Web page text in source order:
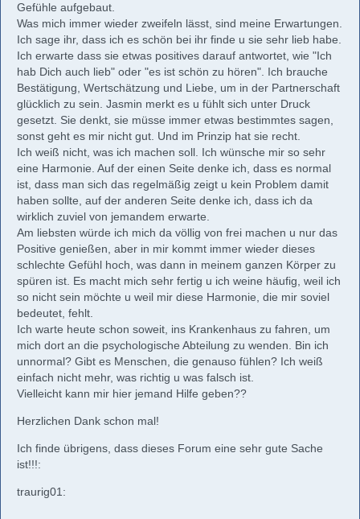
Gefühle aufgebaut.
Was mich immer wieder zweifeln lässt, sind meine Erwartungen.
Ich sage ihr, dass ich es schön bei ihr finde u sie sehr lieb habe.
Ich erwarte dass sie etwas positives darauf antwortet, wie "Ich
hab Dich auch lieb" oder "es ist schön zu hören". Ich brauche
Bestätigung, Wertschätzung und Liebe, um in der Partnerschaft
glücklich zu sein. Jasmin merkt es u fühlt sich unter Druck
gesetzt. Sie denkt, sie müsse immer etwas bestimmtes sagen,
sonst geht es mir nicht gut. Und im Prinzip hat sie recht.
Ich weiß nicht, was ich machen soll. Ich wünsche mir so sehr
eine Harmonie. Auf der einen Seite denke ich, dass es normal
ist, dass man sich das regelmäßig zeigt u kein Problem damit
haben sollte, auf der anderen Seite denke ich, dass ich da
wirklich zuviel von jemandem erwarte.
Am liebsten würde ich mich da völlig von frei machen u nur das
Positive genießen, aber in mir kommt immer wieder dieses
schlechte Gefühl hoch, was dann in meinem ganzen Körper zu
spüren ist. Es macht mich sehr fertig u ich weine häufig, weil ich
so nicht sein möchte u weil mir diese Harmonie, die mir soviel
bedeutet, fehlt.
Ich warte heute schon soweit, ins Krankenhaus zu fahren, um
mich dort an die psychologische Abteilung zu wenden. Bin ich
unnormal? Gibt es Menschen, die genauso fühlen? Ich weiß
einfach nicht mehr, was richtig u was falsch ist.
Vielleicht kann mir hier jemand Hilfe geben??
Herzlichen Dank schon mal!
Ich finde übrigens, dass dieses Forum eine sehr gute Sache
ist!!!:
traurig01: